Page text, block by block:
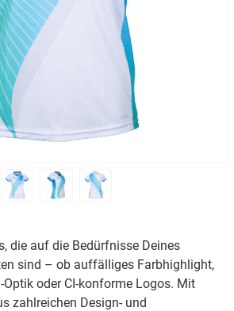
die auf die Bedürfnisse Deines
sind – ob auffälliges Farbhighlight,
Optik oder CI-konforme Logos. Mit
zahlreichen Design- und